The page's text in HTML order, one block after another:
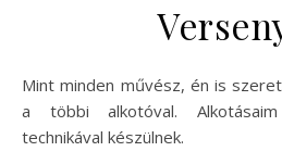
Mint minden művész, én is szeretem megméretni magam
a többi alkotóval.
technikával készülnek.